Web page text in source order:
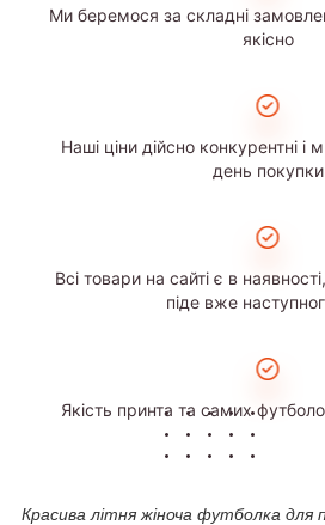
Ми беремося за складні
якісно
Наші ціни дійсно конкурентні і
день покупки
Всі товари на сайті є в
піде вже
Якість принта та самих
Красива літня жіноча футболка для